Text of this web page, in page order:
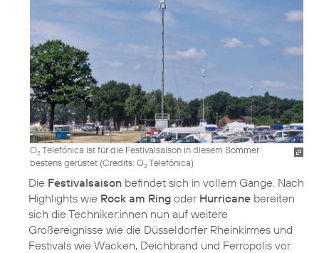
O2Telefónica ist für die Festivalsaison in diesem Sommer
bestens gerüstet (Credits: O2Telefónica)
Die Festivalsaison befindet sich in vollem Gange. Nach
Highlights wie Rock am Ring oder Hurricane bereiten
sich die Techniker:innen nun auf weitere
Großereignisse wie die Düsseldorfer Rheinkirmes und
Festivals wie Wacken, Deichbrand und Ferropolis vor.